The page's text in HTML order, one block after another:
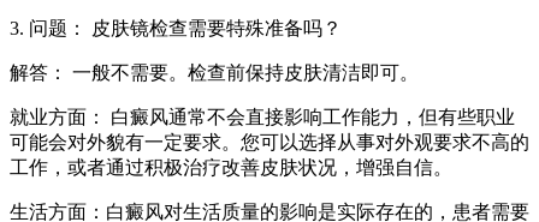
3. 问题： 皮肤镜检查需要特殊准备吗？
解答： 一般不需要。检查前保持皮肤清洁即可。
就业方面： 白癜风通常不会直接影响工作能力，但有些职业
可能会对外貌有一定要求。您可以选择从事对外观要求不高的
工作，或者通过积极治疗改善皮肤状况，增强自信。
生活方面：白癜风对生活质量的影响是实际存在的，患者需要